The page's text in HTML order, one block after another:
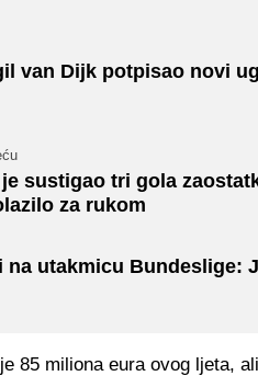
van Dijk potpisao novi
sustigao tri gola
za rukom
utakmicu Bundeslige:
85 miliona eura ovog ljeta,